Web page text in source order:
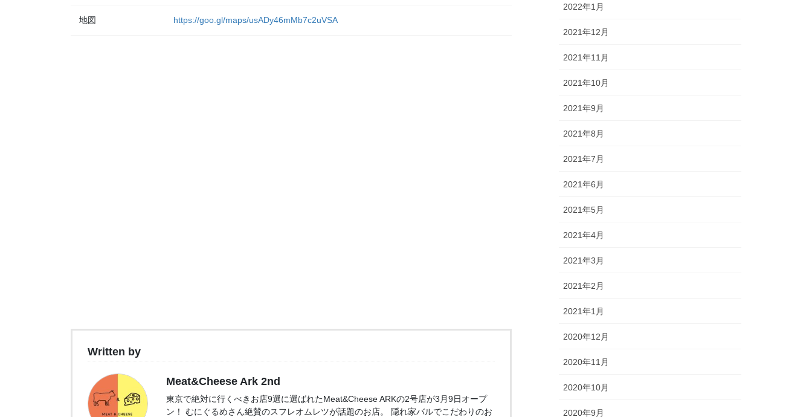
地図 https://goo.gl/maps/usADy46mMb7c2uVSA
Written by
Meat&Cheese Ark 2nd
東京で絶対に行くべきお店9選に選ばれたMeat&Cheese ARKの2号店が3月9日オープ
ン！ むにぐるめさん絶賛のスフレオムレツが話題のお店。 隠れ家バルでこだわりのお
2022年1月
2021年12月
2021年11月
2021年10月
2021年9月
2021年8月
2021年7月
2021年6月
2021年5月
2021年4月
2021年3月
2021年2月
2021年1月
2020年12月
2020年11月
2020年10月
2020年9月